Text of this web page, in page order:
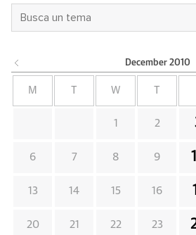
December 2010
M W
1 2
6 7 8 9
13 14 15 16
20 21 22 23